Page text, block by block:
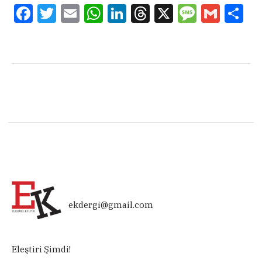
FacebookTwitterEmail WhatsAppLinkedInThreads
X Message
Gmail
ekdergi@gmail.com
Eleştiri Şimdi!